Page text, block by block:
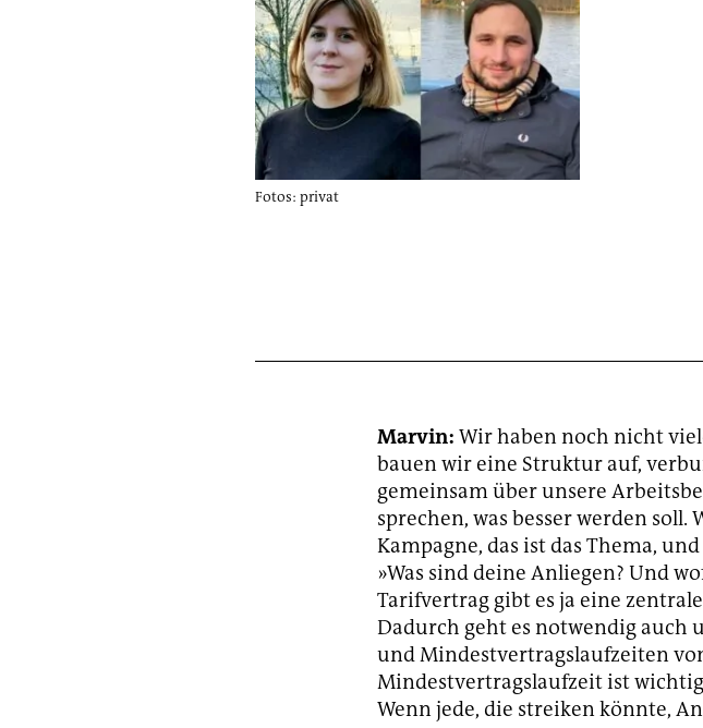
Fotos: privat
Marvin: Wir haben noch nicht
bauen wir eine Struktur auf,
gemeinsam über unsere
sprechen, was besser werden
Kampagne, das ist das Thema,
»Was sind deine Anliegen? Und
Tarifvertrag gibt es ja eine
Dadurch geht es notwendig
und Mindestvertragslaufzeiten
Mindestvertragslaufzeit ist
Wenn jede, die streiken könnte,